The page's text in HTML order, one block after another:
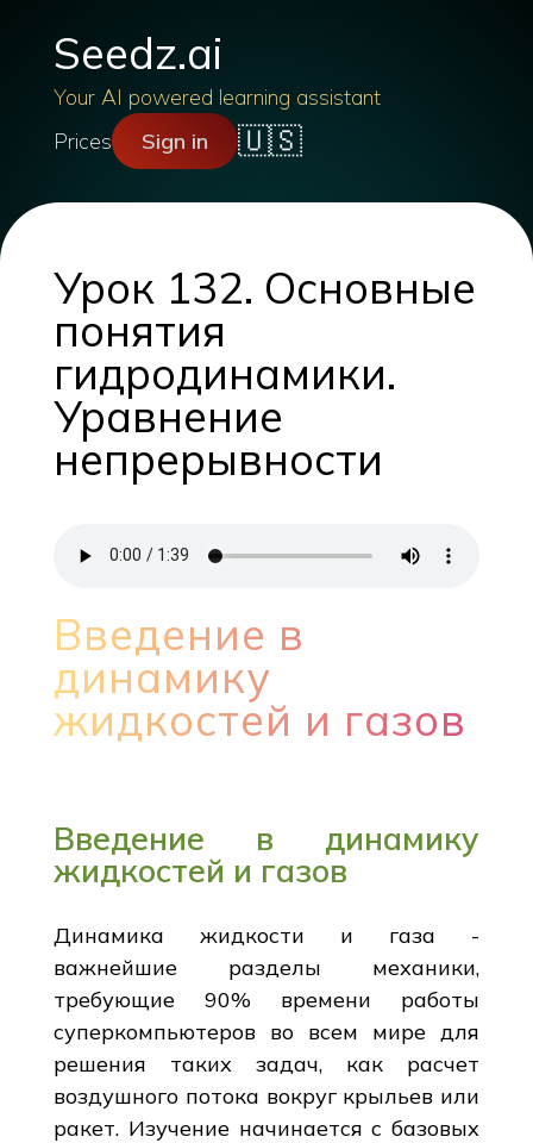
Seedz.ai
Your AI powered learning assistant
Prices
Sign in 🇺🇸
Урок 132. Основные
понятия
гидродинамики.
Уравнение
непрерывности
Введение в
динамику
жидкостей и газов
Введение в динамику
жидкостей и газов
Динамика жидкости и газа -
важнейшие разделы механики,
требующие 90% времени работы
суперкомпьютеров во всем мире для
решения таких задач, как расчет
воздушного потока вокруг крыльев или
ракет. Изучение начинается с базовых